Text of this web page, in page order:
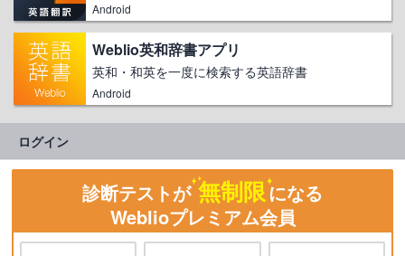
Android
Weblio英和辞書アプリ
英和・和英を一度に検索する英語辞書
Android
ログイン
診断テストが 無制限になる
Weblioプレミアム会員